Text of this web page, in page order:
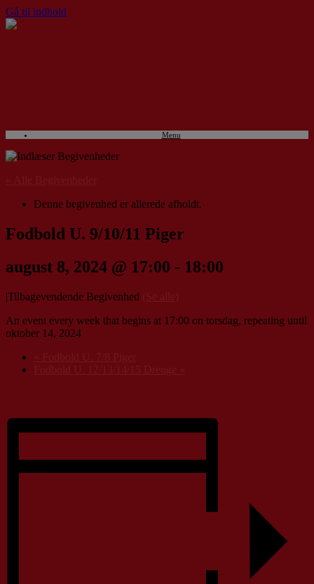
Gå til indhold
Menu
Denne begivenhed er allerede afholdt.
Fodbold U. 9/10/11 Piger
august 8, 2024 @ 17:00 - 18:00
|Tilbagevendende Begivenhed
An event every week that begins at 17:00 on torsdag, repeating until
oktober 14, 2024